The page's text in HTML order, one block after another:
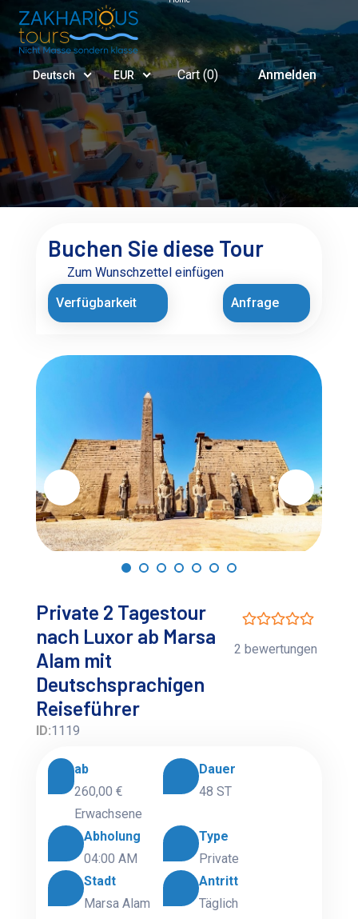
Deutsch EUR Cart (0) Anmelden
Private 2 Tagestour
nach Luxor ab Marsa
Alam mit
Deutschsprachigen
Reiseführer
ID:1119
2 bewertungen
ab
260,00 €
Erwachsene
Dauer
48 ST
Abholung
04:00 AM
Type
Private
Stadt
Marsa Alam
Antritt
Täglich
Buchen Sie diese Tour
Zum Wunschzettel einfügen
Verfügbarkeit
Anfrage